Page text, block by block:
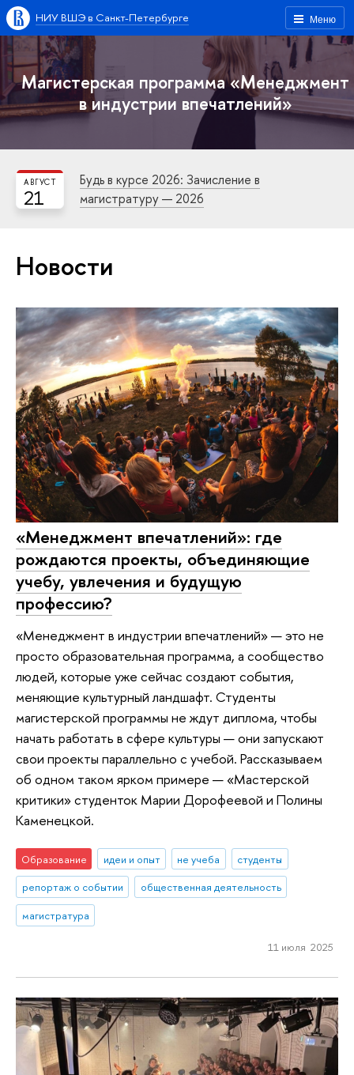
Меню
НИУ ВШЭ в Санкт-Петербурге
Магистерская программа «Менеджмент
в индустрии впечатлений»
21
АВГУСТ
Будь в курсе 2026: Зачисление в
магистратуру — 2026
Новости
«Менеджмент впечатлений»: где
рождаются проекты, объединяющие
учебу, увлечения и будущую
профессию?
«Менеджмент в индустрии впечатлений» — это не
просто образовательная программа, а сообщество
людей, которые уже сейчас создают события,
меняющие культурный ландшафт. Студенты
магистерской программы не ждут диплома, чтобы
начать работать в сфере культуры — они запускают
свои проекты параллельно с учебой. Рассказываем
об одном таком ярком примере — «Мастерской
критики» студенток Марии Дорофеевой и Полины
Каменецкой.
Образование идеи и опыт не учеба
студенты
репортаж о событии
общественная деятельность
магистратура
11 июля 2025